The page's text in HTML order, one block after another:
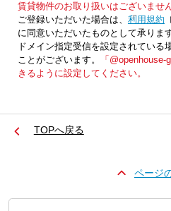
賃貸物件のお取り扱いはございませ
ご登録いただいた場合は、「利用規約
に同意いただいたものとして承ります
ドメイン指定受信を設定されている
ことがございます。
「
きるように設定してください。
TOPへ戻る
ページ